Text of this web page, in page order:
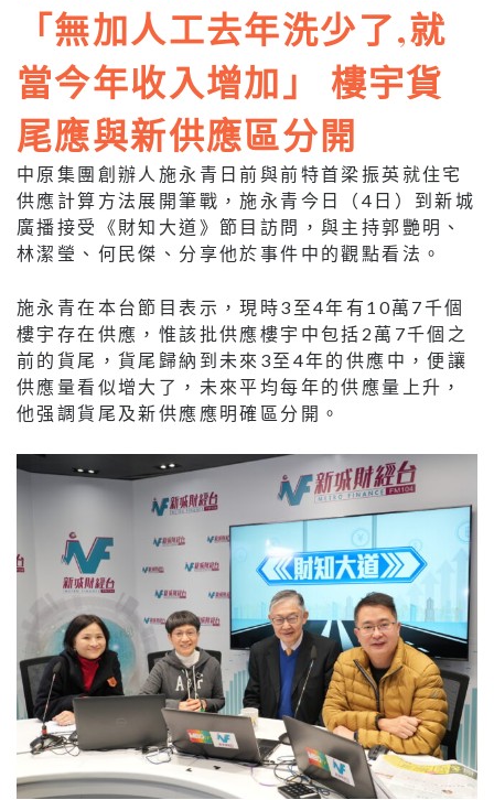
「無加人工去年洗少了,就
當今年收入增加」 樓宇貨
尾應與新供應區分開
中原集團創辦人施永青日前與前特首梁振英就住宅
供應計算方法展開筆戰，施永青今日（4日）到新城
廣播接受《財知大道》節目訪問，與主持郭艷明、
林潔瑩、何民傑、分享他於事件中的觀點看法。
施永青在本台節目表示，現時3至4年有10萬7千個
樓宇存在供應，惟該批供應樓宇中包括2萬7千個之
前的貨尾，貨尾歸納到未來3至4年的供應中，便讓
供應量看似增大了，未來平均每年的供應量上升，
他强調貨尾及新供應應明確區分開。